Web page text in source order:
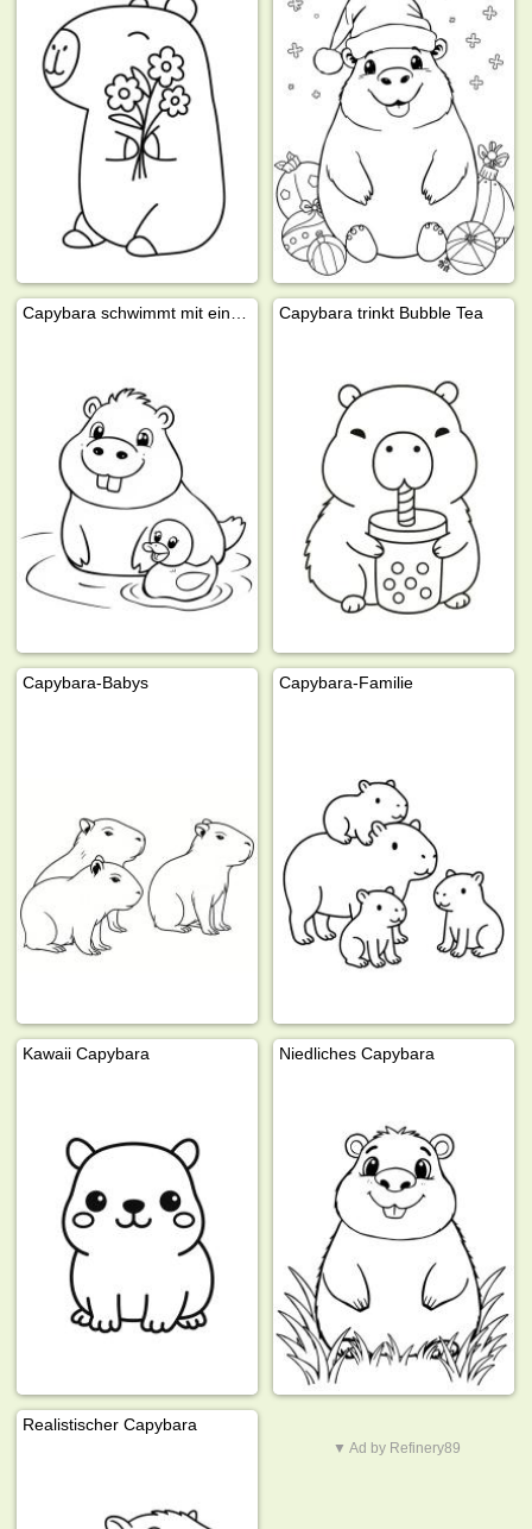
Capybara trinkt Bubble Tea
Capybara-Babys Capybara-Familie
Kawaii Capybara Niedliches Capybara
Realistischer Capybara
▼ Ad by Refinery89